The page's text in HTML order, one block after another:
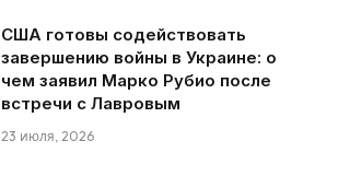
США готовы содействовать
завершению войны в Украине: о
чем заявил Марко Рубио после
встречи с Лавровым
23 июля, 2026